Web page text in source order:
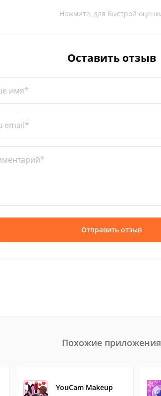
Нажмите, для быстрой
Оставить отзыв
имя*
email*
Отправить отзыв
Похожие приложения
YouCam Makeup